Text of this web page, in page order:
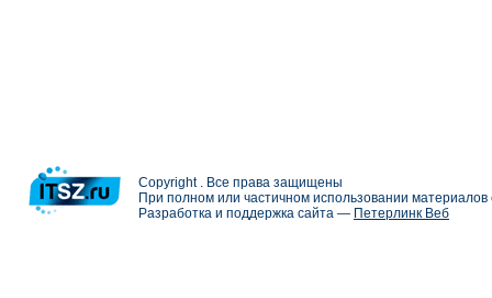
Copyright . Все права защищены
При полном или частичном использовании
Разработка и поддержка сайта — Петерлинк Веб